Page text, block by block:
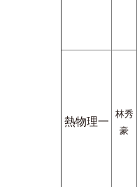
熱物理一
林秀
豪